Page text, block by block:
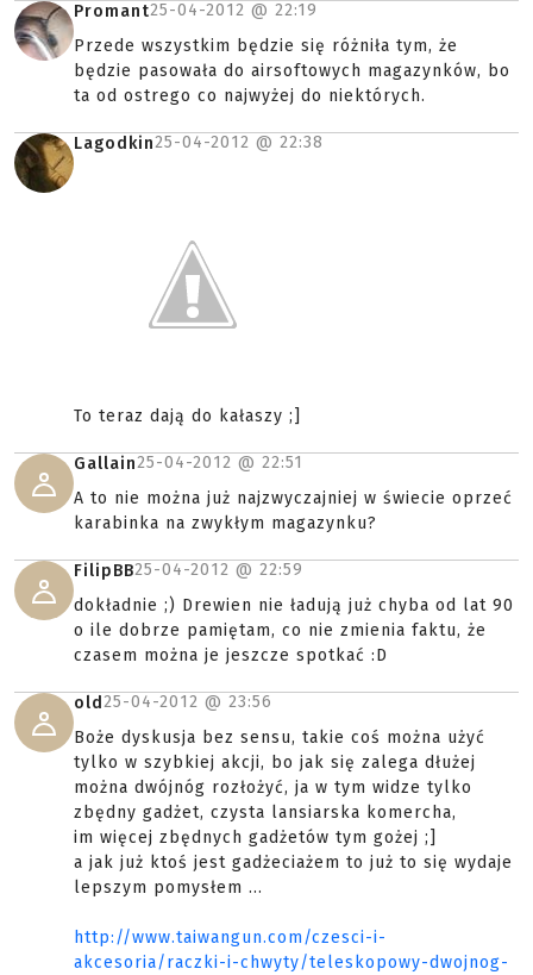
Promant25-04-2012 @ 22:19
Przede wszystkim będzie się różniła tym, że
będzie pasowała do airsoftowych magazynków, bo
ta od ostrego co najwyżej do niektórych.
Lagodkin25-04-2012 @ 22:38
To teraz dają do kałaszy ;]
Gallain25-04-2012 @ 22:51
A to nie można już najzwyczajniej w świecie oprzeć
karabinka na zwykłym magazynku?
FilipBB25-04-2012 @ 22:59
dokładnie ;) Drewien nie ładują już chyba od lat 90
o ile dobrze pamiętam, co nie zmienia faktu, że
czasem można je jeszcze spotkać :D
old25-04-2012 @ 23:56
Boże dyskusja bez sensu, takie coś można użyć
tylko w szybkiej akcji, bo jak się zalega dłużej
można dwójnóg rozłożyć, ja w tym widze tylko
zbędny gadżet, czysta lansiarska komercha,
im więcej zbędnych gadżetów tym gożej ;]
a jak już ktoś jest gadżeciażem to już to się wydaje
lepszym pomysłem ...
http://www.taiwangun.com/czesci-i-
akcesoria/raczki-i-chwyty/teleskopowy-dwojnog-